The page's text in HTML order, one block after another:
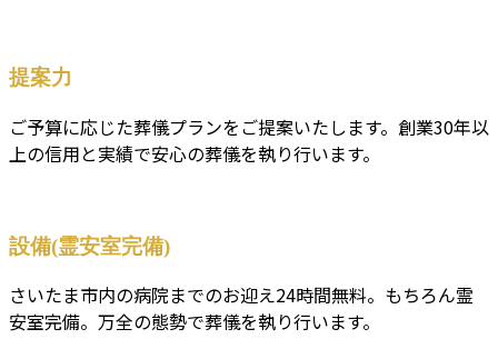
提案力
ご予算に応じた葬儀プランをご提案いたします。創業30年以
上の信用と実績で安心の葬儀を執り行います。
設備(霊安室完備)
さいたま市内の病院までのお迎え24時間無料。もちろん霊
安室完備。万全の態勢で葬儀を執り行います。